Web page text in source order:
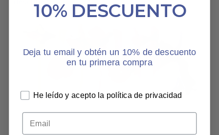
10% DESCUENTO
Deja tu email y obtén un 10% de descuento
en tu primera compra
He leído y acepto la política de privacidad